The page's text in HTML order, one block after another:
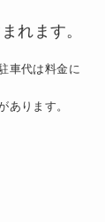
れます。
車代は料金に
あります。